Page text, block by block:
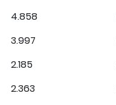
4.858
3.997
2.185
2.363